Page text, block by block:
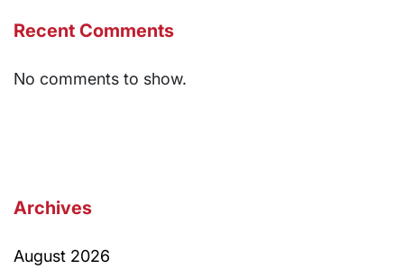
Recent Comments
No comments to show.
Archives
August 2026